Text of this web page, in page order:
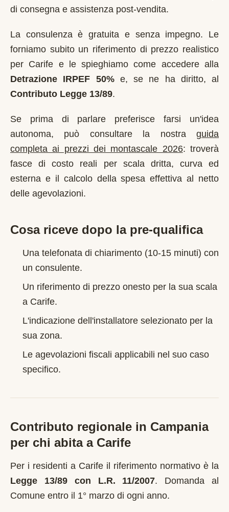
di consegna e assistenza post-vendita.
La consulenza è gratuita e senza impegno. Le
forniamo subito un riferimento di prezzo realistico
per Carife e le spieghiamo come accedere alla
Detrazione IRPEF 50%e, se ne ha diritto, al
Contributo Legge 13/89.
Se prima di parlare preferisce farsi un'idea
autonoma, può consultare la nostra
guida
completa ai prezzi dei montascale 2026: troverà
fasce di costo reali per scala dritta, curva ed
esterna e il calcolo della spesa effettiva al netto
delle agevolazioni.
Cosa riceve dopo la pre-qualifica
Una telefonata di chiarimento (10-15 minuti) con
un consulente.
Un riferimento di prezzo onesto per la sua scala
a Carife.
L'indicazione dell'installatore selezionato per la
sua zona.
Le agevolazioni fiscali applicabili nel suo caso
specifico.
Contributo regionale in Campania
per chi abita a Carife
Per i residenti a Carife il riferimento normativo è la
Legge 13/89 con L.R. 11/2007. Domanda al
Comune entro il 1° marzo di ogni anno.